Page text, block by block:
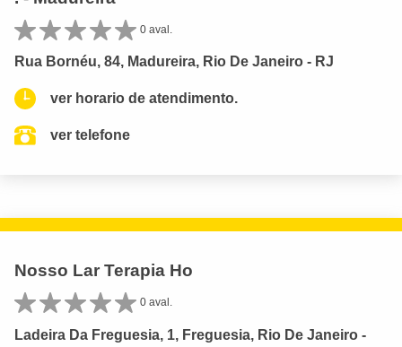
0 aval.
Rua Bornéu, 84, Madureira, Rio De Janeiro - RJ
ver horario de atendimento.
ver telefone
Nosso Lar Terapia Ho
0 aval.
Ladeira Da Freguesia, 1, Freguesia, Rio De Janeiro -